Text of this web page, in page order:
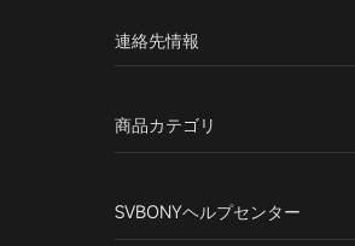
連絡先情報
商品カテゴリ
SVBONYヘルプセンター